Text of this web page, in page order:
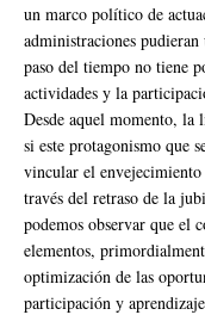
un marco político de
administraciones
paso del tiempo no tiene
actividades y la
Desde aquel momento, la
si este protagonismo que
vincular el
través del retraso de la
podemos observar que el
elementos,
optimización de las
participación y